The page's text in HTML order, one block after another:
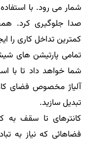
شمار می رود. با
صدا جلوگیری کرد.
کمترین تداخل کاری را
تمامی پارتیشن های
شما خواهد داد تا با
آلیاژ مخصوص فضای
تبدیل سازید.
کانترهای تا سقف به
فضاهائی که نیاز به